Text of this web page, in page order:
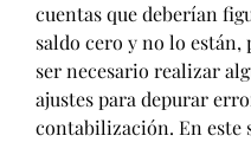
cuentas que deberían
saldo cero y no lo están,
ser necesario realizar
ajustes para depurar
contabilización. En este